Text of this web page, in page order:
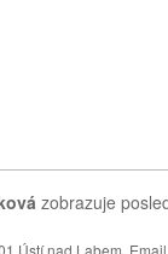
zobrazuje
Ústí nad Labem,